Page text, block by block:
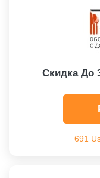
Скидка До
691